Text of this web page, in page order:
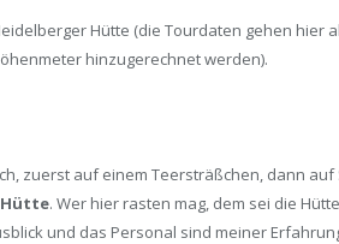
Hütte (die Tourdaten gehen hier
hinzugerechnet werden).
zuerst auf einem Teersträßchen, dann
. Wer hier rasten mag, dem sei die
und das Personal sind meiner